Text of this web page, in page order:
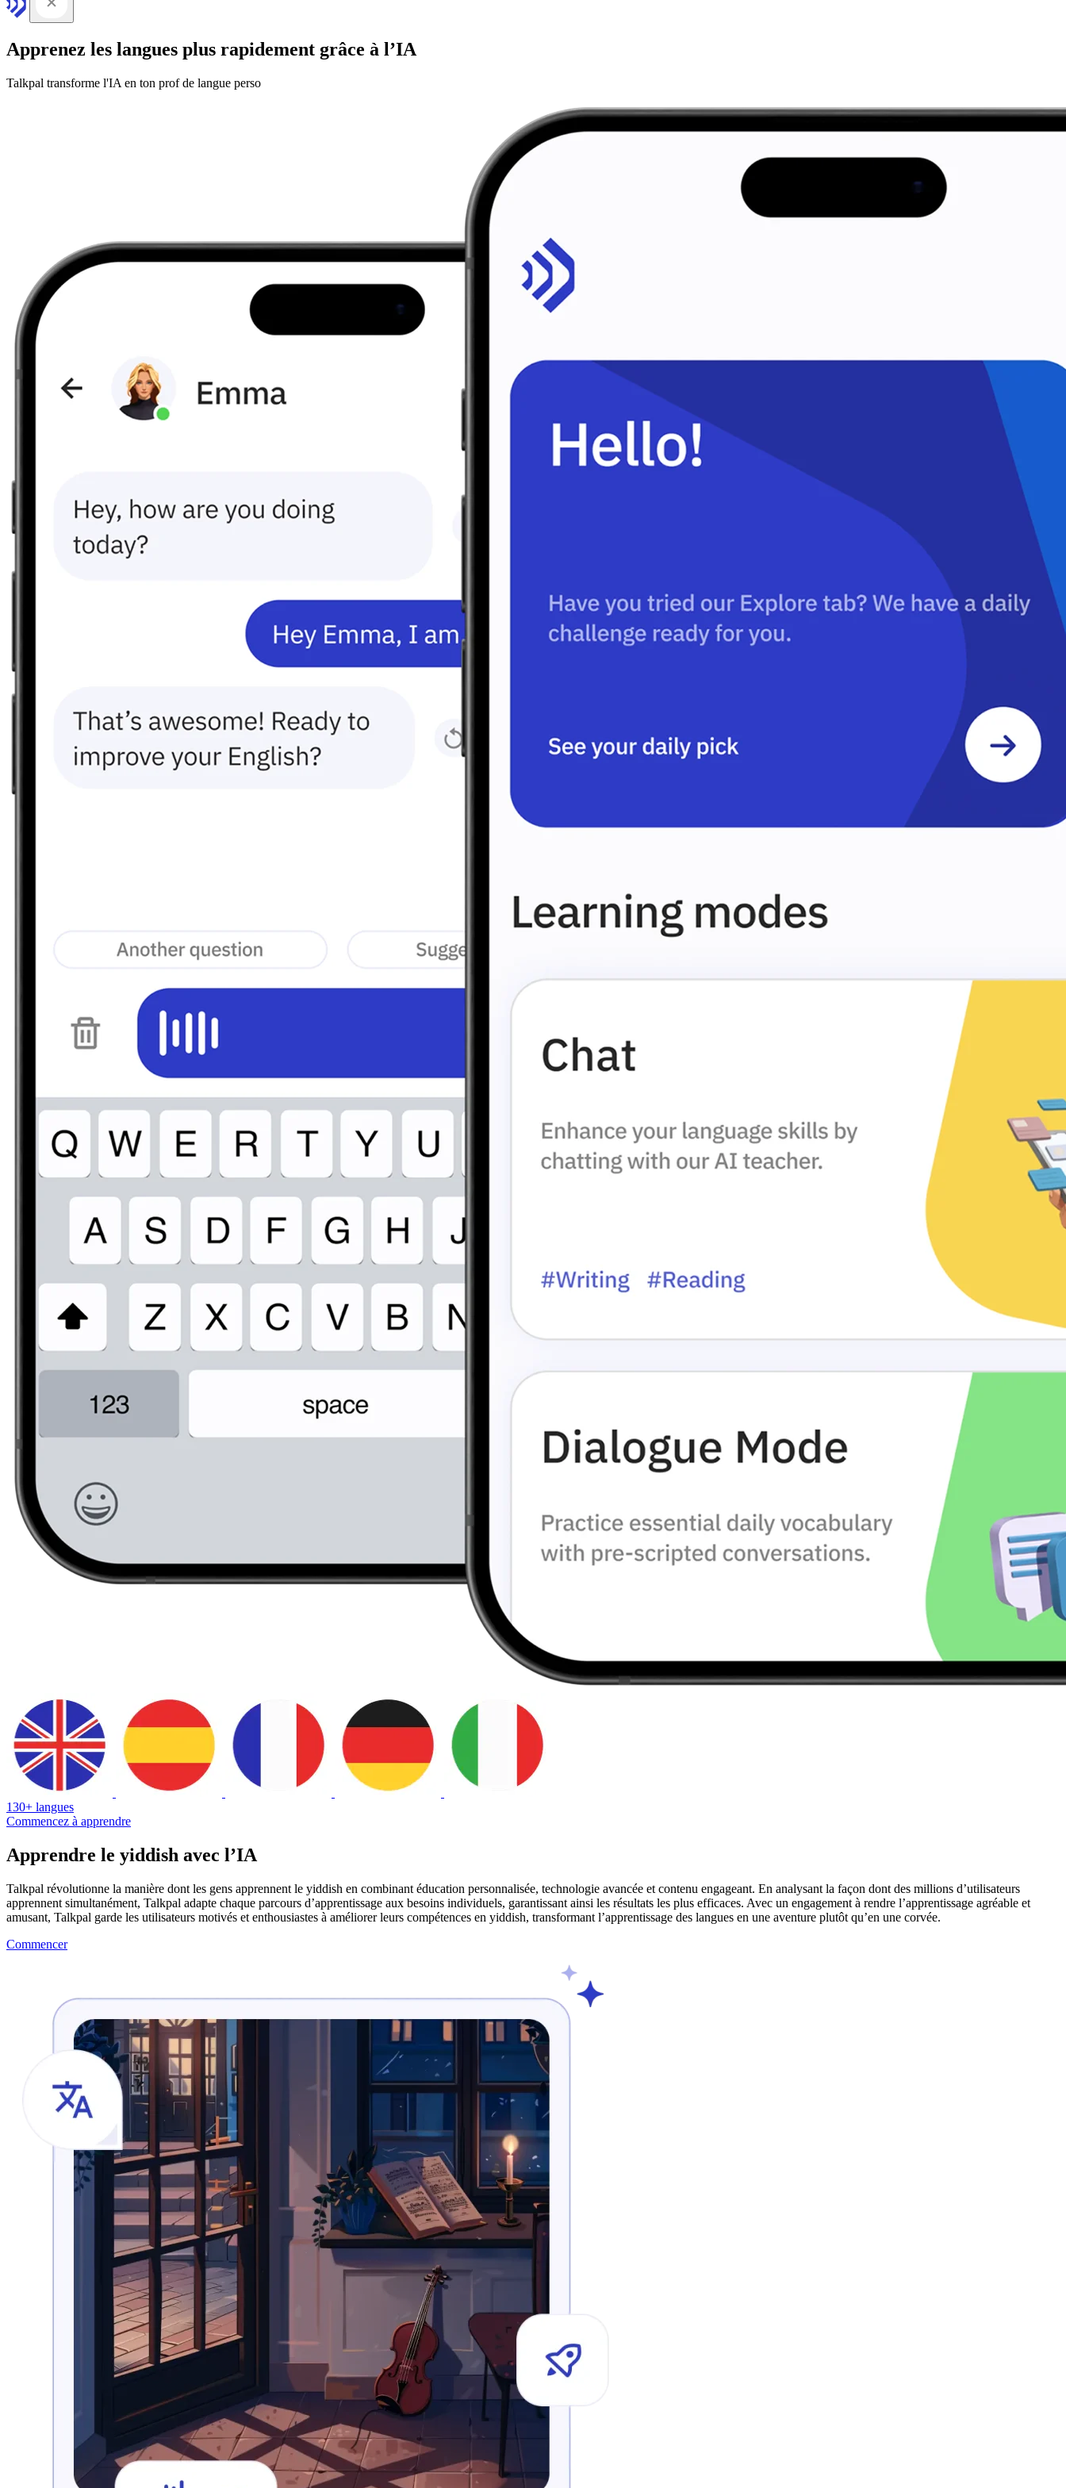
Apprenez les langues plus rapidement grâce à l’IA
Talkpal transforme l'IA en ton prof de langue perso
130+ langues
Commencez à apprendre
Apprendre le yiddish avec l’IA
Talkpal révolutionne la manière dont les gens apprennent le yiddish en combinant éducation personnalisée, technologie avancée et contenu engageant. En analysant la façon dont des millions d’utilisateurs
apprennent simultanément, Talkpal adapte chaque parcours d’apprentissage aux besoins individuels, garantissant ainsi les résultats les plus efficaces. Avec un engagement à rendre l’apprentissage agréable et
amusant, Talkpal garde les utilisateurs motivés et enthousiastes à améliorer leurs compétences en yiddish, transformant l’apprentissage des langues en une aventure plutôt qu’en une corvée.
Commencer